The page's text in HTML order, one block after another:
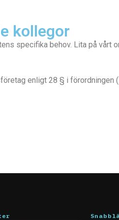
kollegor
specifika behov. Lita på vårt
enligt 28 § i förordningen